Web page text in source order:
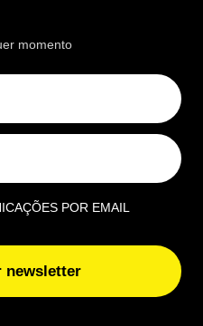
| Por Henrique
| Por António
momento
POR EMAIL
newsletter